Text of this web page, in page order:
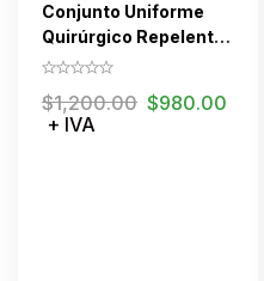
Conjunto Uniforme
Quirúrgico Repelente
negro dama
$1,200.00 $980.00
+ IVA